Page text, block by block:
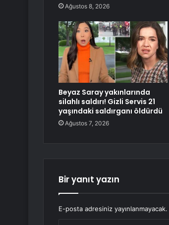
Ağustos 8, 2026
Beyaz Saray yakınlarında
silahlı saldırı! Gizli Servis 21
yaşındaki saldırganı öldürdü
Ağustos 7, 2026
Bir yanıt yazın
E-posta adresiniz yayınlanmayacak.